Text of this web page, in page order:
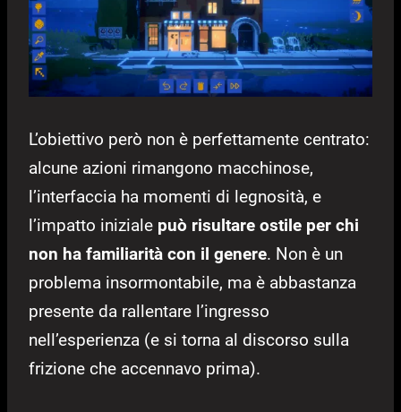
L’obiettivo però non è perfettamente centrato:
alcune azioni rimangono macchinose,
l’interfaccia ha momenti di legnosità, e
l’impatto iniziale può risultare ostile per chi
non ha familiarità con il genere. Non è un
problema insormontabile, ma è abbastanza
presente da rallentare l’ingresso
nell’esperienza (e si torna al discorso sulla
frizione che accennavo prima).